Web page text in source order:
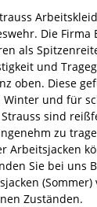
Die Firma
als
und
oben. Diese
und für
sind
zu
Arbeitsjacken
Sie bei uns
Zuständen.